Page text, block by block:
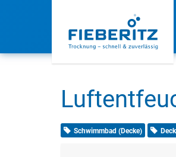
Schwimmbad (Decke)